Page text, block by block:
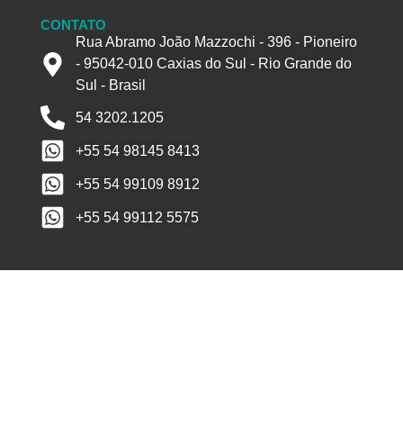
CONTATO
Rua Abramo João Mazzochi - 396 - Pioneiro
- 95042-010 Caxias do Sul - Rio Grande do
Sul - Brasil
54 3202.1205
+55 54 98145 8413
+55 54 99109 8912
+55 54 99112 5575